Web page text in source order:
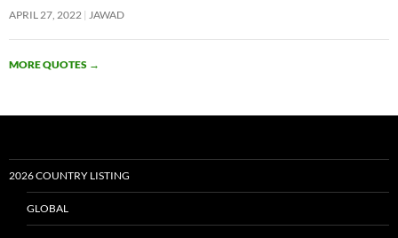
APRIL 27, 2022 JAWAD
MORE QUOTES →
2026 COUNTRY LISTING
GLOBAL